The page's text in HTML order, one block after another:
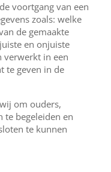
voortgang van een
zoals: welke
de gemaakte
en onjuiste
verwerkt in een
te geven in de
om ouders,
te begeleiden en
te kunnen